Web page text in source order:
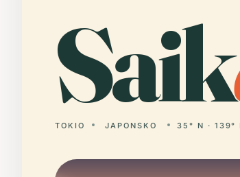
Saik
TOKIO JAPONSKO 35° N · 139°